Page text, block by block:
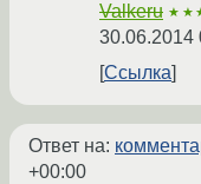
Valkeru
30.06.2014
Ссылка
Ответ на:
+00:00